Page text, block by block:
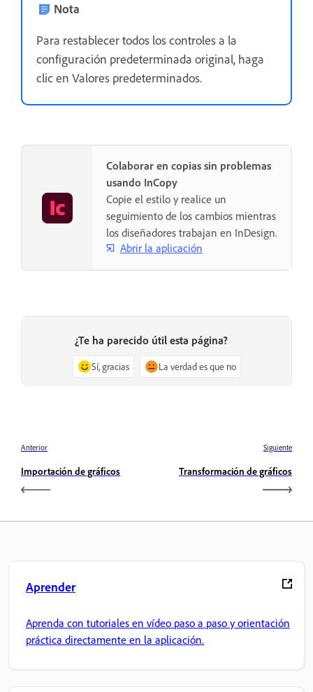
Nota
Para restablecer todos los controles a la
configuración predeterminada original, haga
clic en Valores predeterminados.
Colaborar en copias sin problemas
usando InCopy
Copie el estilo y realice un
seguimiento de los cambios mientras
los diseñadores trabajan en InDesign.
Abrir la aplicación
¿Te ha parecido útil esta página?
Sí, gracias La verdad es que no
Anterior
Importación de gráficos
Siguiente
Transformación de gráficos
Aprender
Aprenda con tutoriales en vídeo paso a paso y orientación
práctica directamente en la aplicación.